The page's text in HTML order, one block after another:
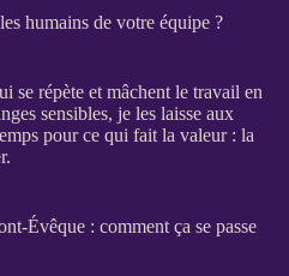
humains de votre équipe ?
se répète et mâchent le travail en
sensibles, je les laisse aux
pour ce qui fait la valeur : la
Évêque : comment ça se passe